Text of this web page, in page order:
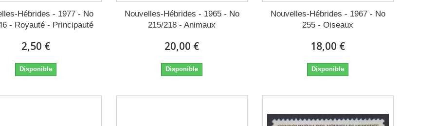
Hébrides - 1977 - No
- Royauté - Principauté
2,50 €
Disponible
Nouvelles-Hébrides - 1965 - No
215/218 - Animaux
20,00 €
Disponible
Nouvelles-Hébrides - 1967 - No
255 - Oiseaux
18,00 €
Disponible